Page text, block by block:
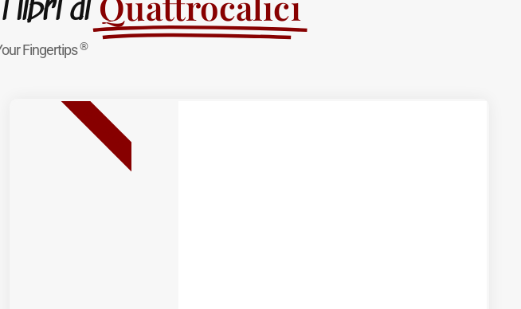
libri di
Fingertips®
BEST SELLER